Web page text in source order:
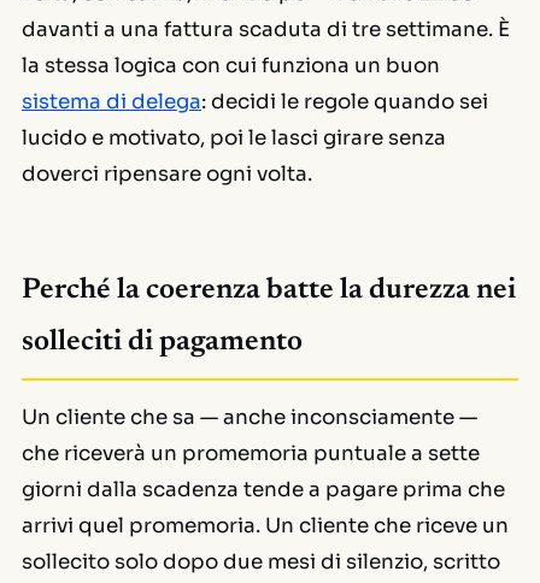
davanti a una fattura scaduta di tre settimane. È
la stessa logica con cui funziona un buon
sistema di delega: decidi le regole quando sei
lucido e motivato, poi le lasci girare senza
doverci ripensare ogni volta.
Perché la coerenza batte la durezza nei
solleciti di pagamento
Un cliente che sa — anche inconsciamente —
che riceverà un promemoria puntuale a sette
giorni dalla scadenza tende a pagare prima che
arrivi quel promemoria. Un cliente che riceve un
sollecito solo dopo due mesi di silenzio, scritto